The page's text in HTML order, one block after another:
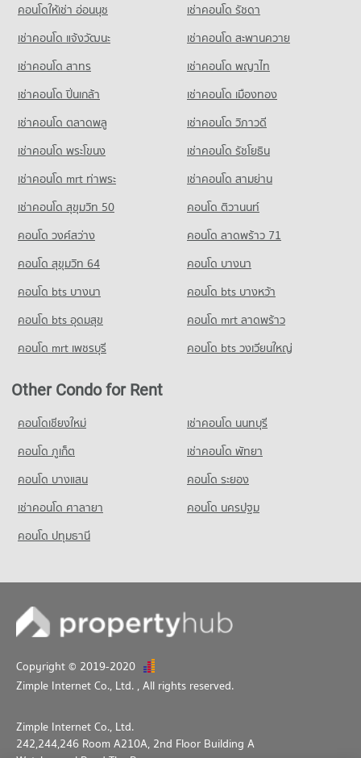
Condo Sathon Road
PROJECT_COUNT
Condo for Rent near Sathon Road
10,254 properties for sale
Condo Phloen Chit Road
PROJECT_COUNT
Condo for Rent near Phloen Chit Road
15,084 properties for rent
Condo for Sale near Phloen Chit Road
Condo Sukhumvit 7/1
Condo for Rent near Sukhumvit 7/1
0 properties for rent
1 properties for sale
Condo Sukhumvit 8
Condo for Rent near Sukhumvit 8
133 properties for rent
Condo for Sale near Sukhumvit 8
33 properties for sale
Condo Sukhumvit 7
15 properties for rent
Condo for Sale near Sukhumvit 7
Condo Sukumvit 3
PROJECT_COUNT
Condo for Rent near Sukumvit 3
191 properties for rent
คอนโดให้เช่า อ่อนนุช
เช่าคอนโด รัชดา
เช่าคอนโด แจ้งวัฒนะ
เช่าคอนโด สะพานควาย
เช่าคอนโด สาทร
เช่าคอนโด พญาไท
เช่าคอนโด ปิ่นเกล้า
เช่าคอนโด เมืองทอง
เช่าคอนโด ตลาดพลู
เช่าคอนโด วิภาวดี
เช่าคอนโด พระโขนง
เช่าคอนโด รัชโยธิน
เช่าคอนโด mrt ท่าพระ
เช่าคอนโด สามย่าน
เช่าคอนโด สุขุมวิท 50
คอนโด ติวานนท์
คอนโด วงศ์สว่าง
คอนโด ลาดพร้าว 71
คอนโด สุขุมวิท 64
คอนโด บางนา
คอนโด bts บางนา
คอนโด bts บางหว้า
คอนโด bts อุดมสุข
คอนโด mrt ลาดพร้าว
คอนโด mrt เพชรบุรี
คอนโด bts วงเวียนใหญ่
Other Condo for Rent
คอนโดเชียงใหม่
เช่าคอนโด นนทบุรี
คอนโด ภูเก็ต
เช่าคอนโด พัทยา
คอนโด บางแสน
คอนโด ระยอง
เช่าคอนโด ศาลายา
คอนโด นครปฐม
คอนโด ปทุมธานี
Copyright © 2019-2020
Zimple Internet Co., Ltd. , All rights reserved.
Zimple Internet Co., Ltd.
242,244,246 Room A210A, 2nd Floor Building A